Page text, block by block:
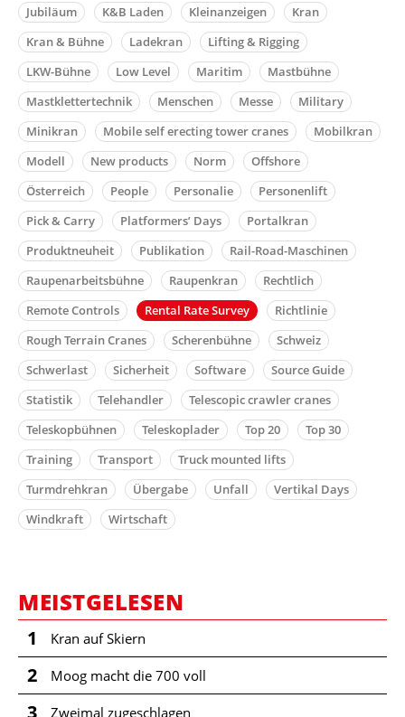
Jubiläum
K&B Laden Kleinanzeigen
Kran
Kran & Bühne
Ladekran
Lifting & Rigging
LKW-Bühne
Low Level Maritim
Mastbühne
Mastklettertechnik
Menschen Messe
Military
Minikran
Mobile self erecting tower cranes
Mobilkran
Modell
New products Norm
Offshore
Österreich
People Personalie
Personenlift
Pick & Carry
Platformers’ Days
Portalkran
Produktneuheit
Publikation
Rail-Road-Maschinen
Raupenarbeitsbühne
Raupenkran
Rechtlich
Remote Controls
Rental Rate Survey
Richtlinie
Rough Terrain Cranes
Scherenbühne
Schweiz
Schwerlast
Sicherheit Software
Source Guide
Statistik
Telehandler
Telescopic crawler cranes
Teleskopbühnen
Teleskoplader Top 20
Top 30
Training
Transport
Truck mounted lifts
Turmdrehkran
Übergabe Unfall
Vertikal Days
Windkraft
Wirtschaft
MEISTGELESEN
1 Kran auf Skiern
2 Moog macht die 700 voll
Zweimal zugeschlagen